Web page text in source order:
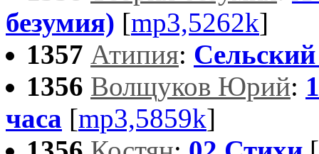
безумия) [mp3,5262k]
1357 Атипия:
1356 Волщуков Юрий:
часа [mp3,5859k]